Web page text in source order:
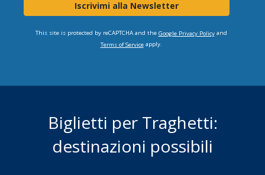
Iscrivimi alla Newsletter
This site is protected by reCAPTCHA and the Google Privacy Policyand
Terms of Serviceapply.
Biglietti per Traghetti:
destinazioni possibili